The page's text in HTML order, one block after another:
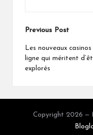
Post
navigation
Previous Post
Les nouveaux casinos
ligne qui méritent
explorés
Copyright 2026 —